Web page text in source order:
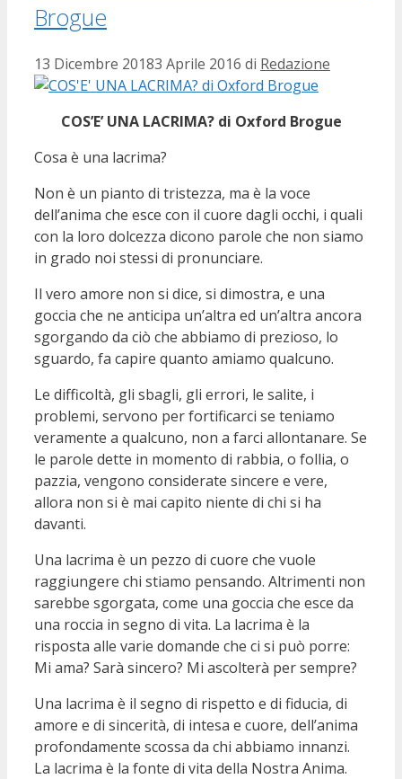
Brogue
13 Dicembre 20183 Aprile 2016 di Redazione
COS’E’ UNA LACRIMA? di Oxford Brogue
Cosa è una lacrima?
Non è un pianto di tristezza, ma è la voce
dell’anima che esce con il cuore dagli occhi, i quali
con la loro dolcezza dicono parole che non siamo
in grado noi stessi di pronunciare.
Il vero amore non si dice, si dimostra, e una
goccia che ne anticipa un’altra ed un’altra ancora
sgorgando da ciò che abbiamo di prezioso, lo
sguardo, fa capire quanto amiamo qualcuno.
Le difficoltà, gli sbagli, gli errori, le salite, i
problemi, servono per fortificarci se teniamo
veramente a qualcuno, non a farci allontanare. Se
le parole dette in momento di rabbia, o follia, o
pazzia, vengono considerate sincere e vere,
allora non si è mai capito niente di chi si ha
davanti.
Una lacrima è un pezzo di cuore che vuole
raggiungere chi stiamo pensando. Altrimenti non
sarebbe sgorgata, come una goccia che esce da
una roccia in segno di vita. La lacrima è la
risposta alle varie domande che ci si può porre:
Mi ama? Sarà sincero? Mi ascolterà per sempre?
Una lacrima è il segno di rispetto e di fiducia, di
amore e di sincerità, di intesa e cuore, dell’anima
profondamente scossa da chi abbiamo innanzi.
La lacrima è la fonte di vita della Nostra Anima.